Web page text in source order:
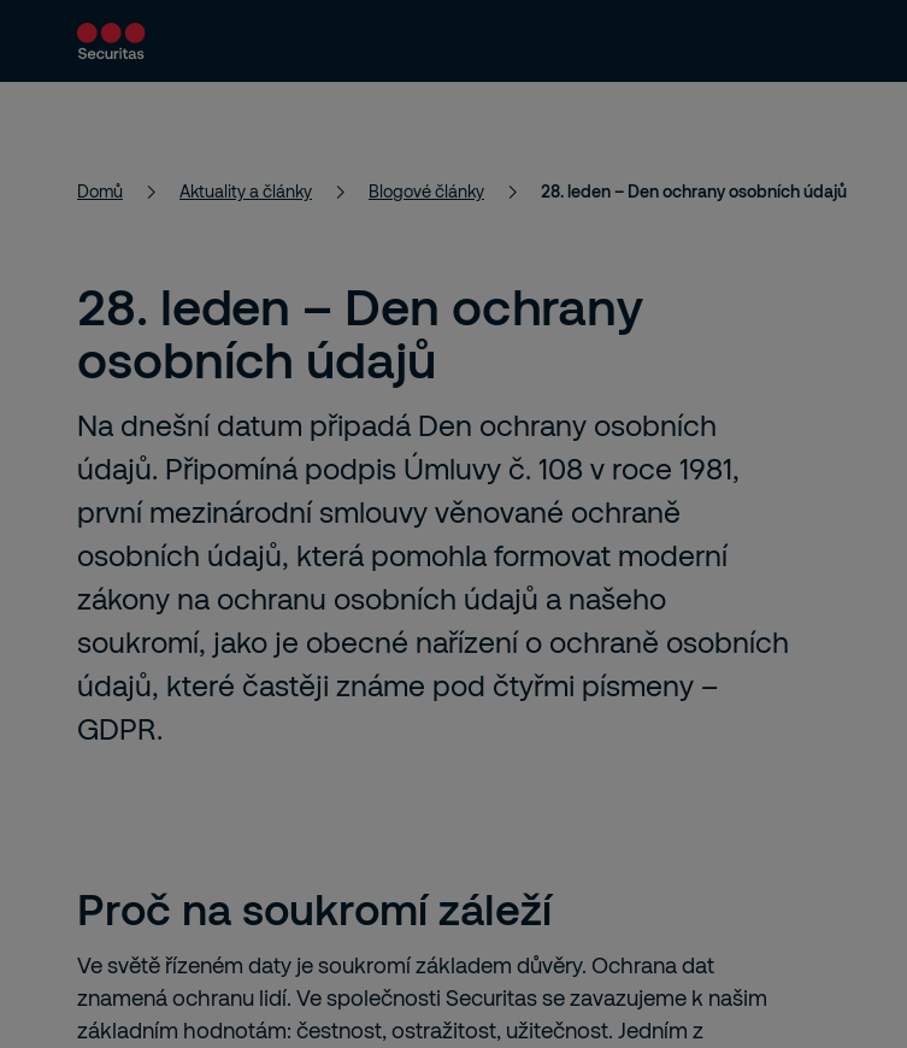
Bezpečnostní řešení Aktuality a články Kontakty a podpora Kariéra
Domů Aktuality a články Blogové články 28. leden – Den ochrany osobních údajů
28. leden – Den ochrany
osobních údajů
Na dnešní datum připadá Den ochrany osobních
údajů. Připomíná podpis Úmluvy č. 108 v roce 1981,
první mezinárodní smlouvy věnované ochraně
osobních údajů, která pomohla formovat moderní
zákony na ochranu osobních údajů a našeho
soukromí, jako je obecné nařízení o ochraně osobních
údajů, které častěji známe pod čtyřmi písmeny –
GDPR.
Proč na soukromí záleží
Ve světě řízeném daty je soukromí základem důvěry. Ochrana dat
znamená ochranu lidí. Ve společnosti Securitas se zavazujeme k našim
základním hodnotám: čestnost, ostražitost, užitečnost. Jedním z